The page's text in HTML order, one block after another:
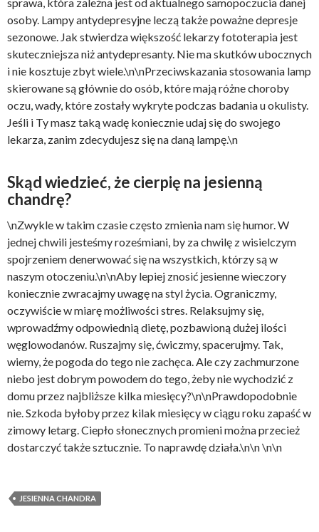
osoby. Lampy antydepresyjne leczą także poważne depresje
sezonowe. Jak stwierdza większość lekarzy fototerapia jest
skuteczniejsza niż antydepresanty. Nie ma skutków ubocznych
i nie kosztuje zbyt wiele.\n\nPrzeciwskazania stosowania lamp
skierowane są głównie do osób, które mają różne choroby
oczu, wady, które zostały wykryte podczas badania u okulisty.
Jeśli i Ty masz taką wadę koniecznie udaj się do swojego
lekarza, zanim zdecydujesz się na daną lampę.\n
Skąd wiedzieć, że cierpię na jesienną
chandrę?
\nZwykle w takim czasie często zmienia nam się humor. W
jednej chwili jesteśmy roześmiani, by za chwilę z wisielczym
spojrzeniem denerwować się na wszystkich, którzy są w
naszym otoczeniu.\n\nAby lepiej znosić jesienne wieczory
koniecznie zwracajmy uwagę na styl życia. Ograniczmy,
oczywiście w miarę możliwości stres. Relaksujmy się,
wprowadźmy odpowiednią dietę, pozbawioną dużej ilości
węglowodanów. Ruszajmy się, ćwiczmy, spacerujmy. Tak,
wiemy, że pogoda do tego nie zachęca. Ale czy zachmurzone
niebo jest dobrym powodem do tego, żeby nie wychodzić z
domu przez najbliższe kilka miesięcy?\n\nPrawdopodobnie
nie. Szkoda byłoby przez kilak miesięcy w ciągu roku zapaść w
zimowy letarg. Ciepło słonecznych promieni można przecież
dostarczyć także sztucznie. To naprawdę działa.\n\n \n\n
JESIENNA CHANDRA